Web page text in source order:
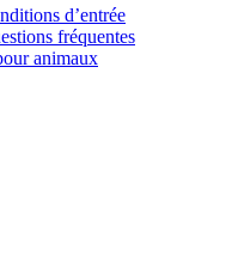
d’entrée
fréquentes
animaux